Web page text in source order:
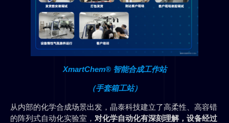
XmartChem® 智能合成工作站
（手套箱工站）
从内部的化学合成场景出发，晶泰科技建立了高柔性、高容错
的阵列式自动化实验室， 对化学自动化有深刻理解，设备经过